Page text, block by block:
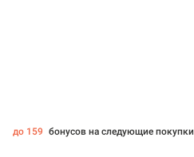
до 159 бонусов на следующие покупки